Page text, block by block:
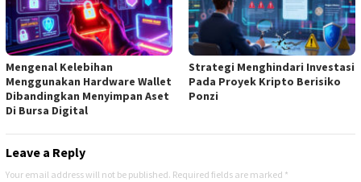
Mengenal Kelebihan
Menggunakan Hardware Wallet
Dibandingkan Menyimpan Aset
Di Bursa Digital
Strategi Menghindari Investasi
Pada Proyek Kripto Berisiko
Ponzi
Leave a Reply
Your email address will not be published. Required fields are marked *